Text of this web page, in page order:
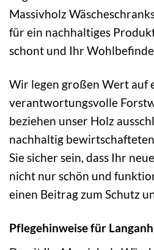
Massivholz
für ein nachhaltiges
schont und Ihr
Wir legen großen Wert auf
verantwortungsvolle
beziehen unser Holz
nachhaltig
Sie sicher sein, dass Ihr
nicht nur schön und
einen Beitrag zum Schutz
Pflegehinweise für